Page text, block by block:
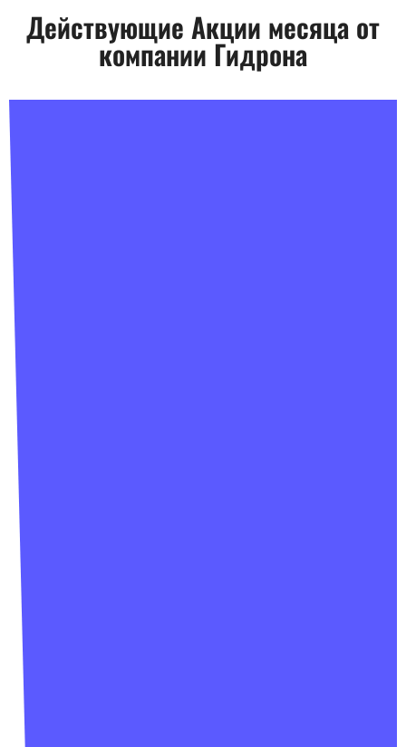
Действующие Акции месяца от
компании Гидрона